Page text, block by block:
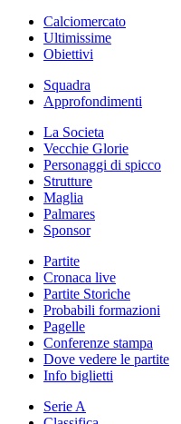
Calciomercato
Ultimissime
Obiettivi
Squadra
Approfondimenti
La Societa
Vecchie Glorie
Personaggi di spicco
Strutture
Maglia
Palmares
Sponsor
Partite
Cronaca live
Partite Storiche
Probabili formazioni
Pagelle
Conferenze stampa
Dove vedere le partite
Info biglietti
Serie A